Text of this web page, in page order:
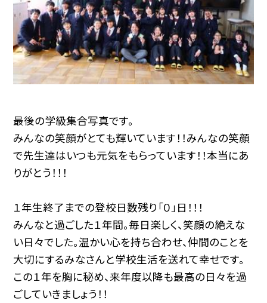
最後の学級集合写真です。
みんなの笑顔がとても輝いています！！みんなの笑顔
で先生達はいつも元気をもらっています！！本当にあ
りがとう！！！
１年生終了までの登校日数残り「０」日！！！
みんなと過ごした１年間。毎日楽しく、笑顔の絶えな
い日々でした。温かい心を持ち合わせ、仲間のことを
大切にするみなさんと学校生活を送れて幸せです。
この１年を胸に秘め、来年度以降も最高の日々を過
ごしていきましょう！！